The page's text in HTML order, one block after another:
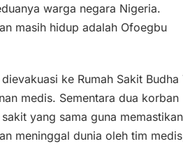
warga negara Nigeria.
masih hidup adalah Ofoegbu
ke Rumah Sakit Budha
medis. Sementara dua korban
yang sama guna memastikan
meninggal dunia oleh tim